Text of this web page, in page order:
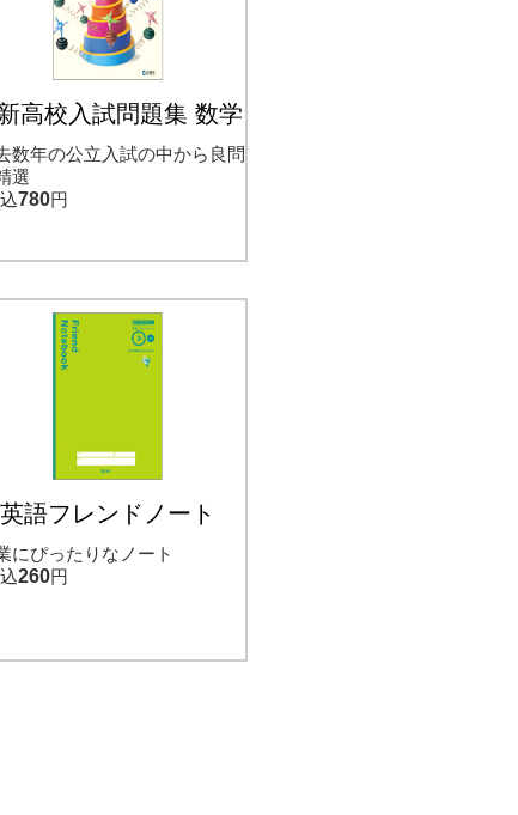
高校入試問題集 数学
数年の公立入試の中から良問
選
780円
英語フレンドノート
にぴったりなノート
260円